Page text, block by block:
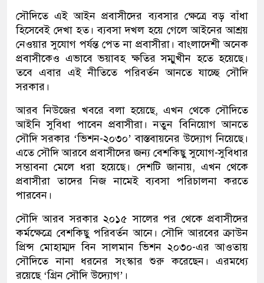
সৌদিতে এই আইন প্রবাসীদের ব্যবসার ক্ষেত্রে বড় বাঁধা
হিসেবেই দেখা হত। ব্যবসা দখল হয়ে গেলে আইনের আশ্রয়
নেওয়ার সুযোগ পর্যন্ত পেত না প্রবাসীরা। বাংলাদেশী অনেক
প্রবাসীকেও এভাবে ভয়াবহ ক্ষতির সম্মুখীন হতে হয়েছে।
তবে এবার এই নীতিতে পরিবর্তন আনতে যাচ্ছে সৌদি
সরকার।
আরব নিউজের খবরে বলা হয়েছে, এখন থেকে সৌদিতে
আইনি সুবিধা পাবেন প্রবাসীরা। নতুন বিনিয়োগ আনতে
সৌদি সরকার ‘ভিশন-২০৩০’ বাস্তবায়নের উদ্যোগ নিয়েছে।
এতে সৌদি আরবে প্রবাসীদের জন্য বেশকিছু সুযোগ-সুবিধার
সম্ভাবনা মেলে ধরা হয়েছে। দেশটি জানায়, এখন থেকে
প্রবাসীরা তাদের নিজ নামেই ব্যবসা পরিচালনা করতে
পারবেন।
সৌদি আরব সরকার ২০১৫ সালের পর থেকে প্রবাসীদের
কর্মক্ষেত্রে বেশকিছু পরিবর্তন আনে। সৌদি আরবের ক্রাউন
প্রিন্স মোহাম্মদ বিন সালমান ভিশন ২০৩০-এর আওতায়
সৌদিতে নানা ধরনের সংস্কার শুরু করেছেন। এরমধ্যে
রয়েছে ‘গ্রিন সৌদি উদ্যোগ’।